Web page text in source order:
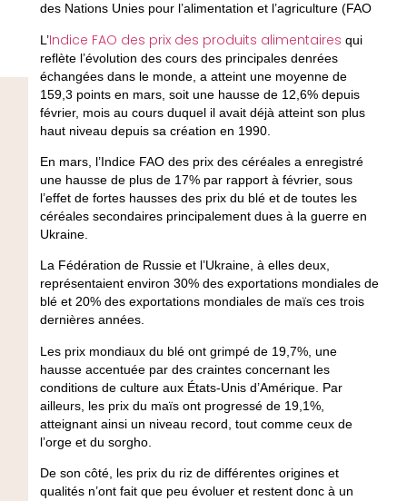
des Nations Unies pour l’alimentation et l’agriculture (FAO
L’Indice FAO des prix des produits alimentaires qui
reflète l’évolution des cours des principales denrées
échangées dans le monde, a atteint une moyenne de
159,3 points en mars, soit une hausse de 12,6% depuis
février, mois au cours duquel il avait déjà atteint son plus
haut niveau depuis sa création en 1990.
En mars, l’Indice FAO des prix des céréales a enregistré
une hausse de plus de 17% par rapport à février, sous
l’effet de fortes hausses des prix du blé et de toutes les
céréales secondaires principalement dues à la guerre en
Ukraine.
La Fédération de Russie et l’Ukraine, à elles deux,
représentaient environ 30% des exportations mondiales de
blé et 20% des exportations mondiales de maïs ces trois
dernières années.
Les prix mondiaux du blé ont grimpé de 19,7%, une
hausse accentuée par des craintes concernant les
conditions de culture aux États-Unis d’Amérique. Par
ailleurs, les prix du maïs ont progressé de 19,1%,
atteignant ainsi un niveau record, tout comme ceux de
l’orge et du sorgho.
De son côté, les prix du riz de différentes origines et
qualités n’ont fait que peu évoluer et restent donc à un